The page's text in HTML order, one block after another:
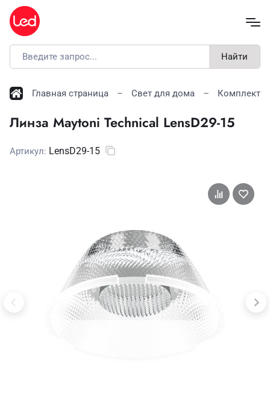
Найти
Главная страница Свет для дома
Линза Maytoni Technical LensD29-15
Артикул: LensD29-15